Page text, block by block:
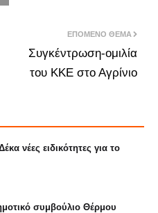
ΕΠΌΜΕΝΟ ΘΈΜΑ
Συγκέντρωση-ομιλία
του ΚΚΕ στο Αγρίνιο
νέες ειδικότητες για το
συμβούλιο Θέρμου